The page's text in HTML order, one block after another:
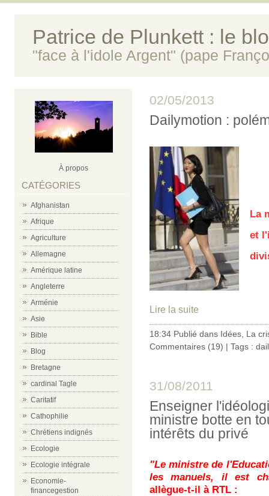
Patrice de Plunkett : le
"face à l'idole Argent" (pape
À propos
CATÉGORIES
Afghanistan
Afrique
Agriculture
Allemagne
Amérique latine
Angleterre
Arménie
Asie
Bible
Blog
Bretagne
cardinal Tagle
Caritatif
Cathophilie
Chrétiens indignés
Ecologie
Ecologie intégrale
Economie-
financegestion
02/05/2013
Dailymotion :
La
et
Lire la suite
18:34 Publié dans Idées La
Commentaires (19) | Tags :
31/08/2011
Enseigner
ministre botte en
intérêts du privé
"Le ministre de
les manuels, il est
allègue-t-il à RTL :